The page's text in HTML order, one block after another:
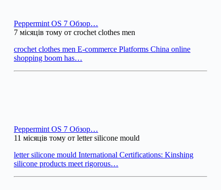
Peppermint OS 7 Обзор…
7 місяців тому от crochet clothes men
crochet clothes men E-commerce Platforms China online
shopping boom has…
Peppermint OS 7 Обзор…
11 місяців тому от letter silicone mould
letter silicone mould International Certifications: Kinshing
silicone products meet rigorous…